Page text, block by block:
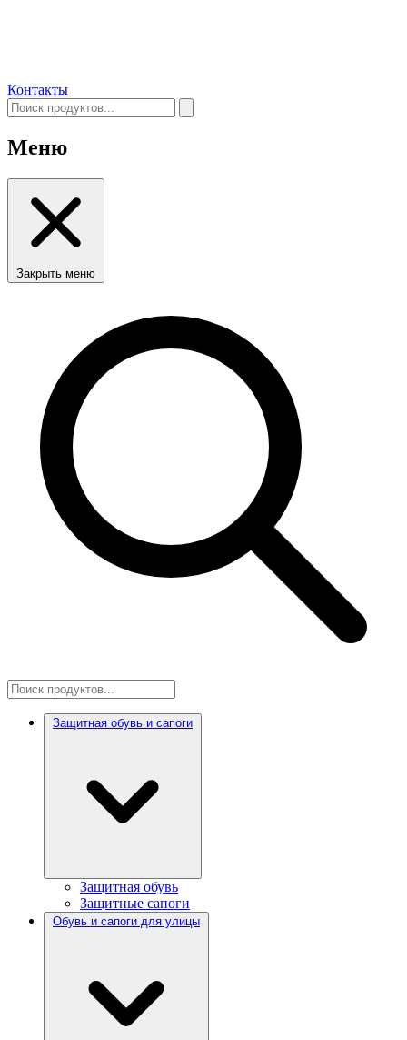
Контакты
Меню
Закрыть меню
Защитная обувь и сапоги
Защитная обувь
Защитные сапоги
Обувь и сапоги для улицы